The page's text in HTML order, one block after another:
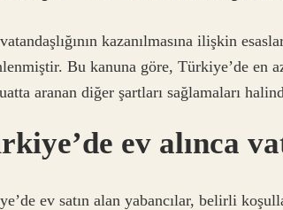
kazanılmasına ilişkin
Bu kanuna göre, Türkiye’de en
aranan diğer şartları sağlamaları
ev alınca
ev satın alan yabancılar, belirli